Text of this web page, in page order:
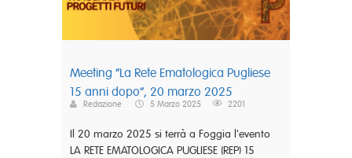
Meeting “La Rete Ematologica Pugliese
15 anni dopo”, 20 marzo 2025
Redazione 5 Marzo 2025 2201
Il 20 marzo 2025 si terrà a Foggia l'evento
LA RETE EMATOLOGICA PUGLIESE (REP) 15